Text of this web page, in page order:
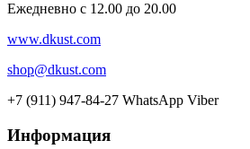
Ежедневно с 12.00 до 20.00
www.dkust.com
shop@dkust.com
+7 (911) 947-84-27 WhatsApp Viber
Информация